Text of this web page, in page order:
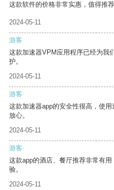
这款软件的价格非常实惠，值得推荐
2024-05-11
游客
这款加速器VPM应用程序已经为我
护。
2024-05-11
游客
这款加速器app的安全性很高，使
放心。
2024-05-11
游客
这款app的酒店、餐厅推荐非常有
验。
2024-05-11